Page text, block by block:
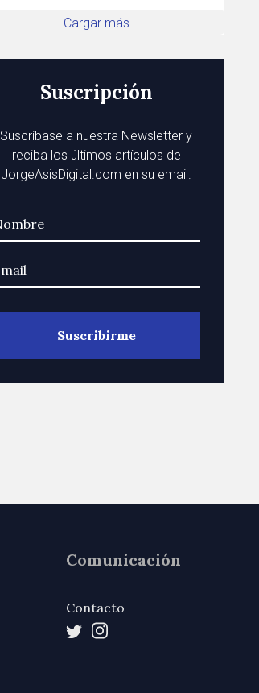
Cargar más
Suscripción
Suscríbase a nuestra Newsletter y
reciba los últimos artículos de
JorgeAsisDigital.com en su email.
Comunicación
Contacto